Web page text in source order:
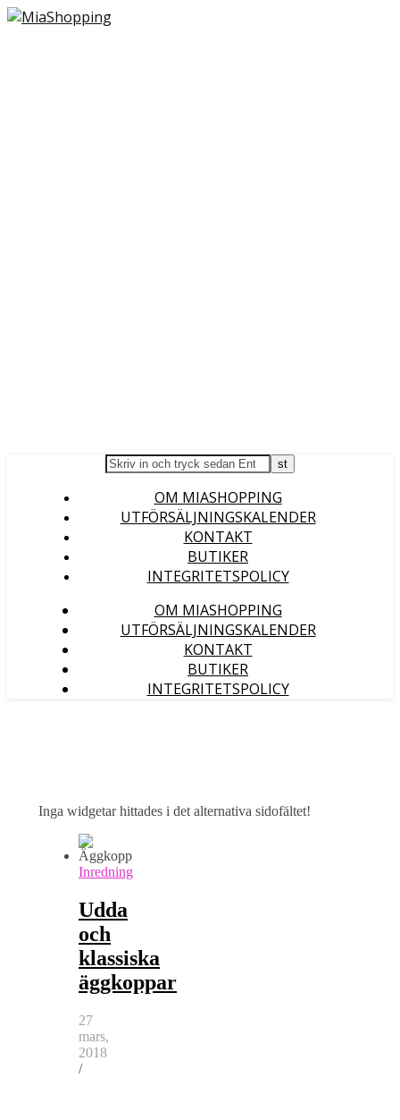
OM MIASHOPPING
UTFÖRSÄLJNINGSKALENDER
KONTAKT
BUTIKER
INTEGRITETSPOLICY
OM MIASHOPPING
UTFÖRSÄLJNINGSKALENDER
KONTAKT
BUTIKER
INTEGRITETSPOLICY
Inga widgetar hittades i det alternativa sidofältet!
Inredning
Udda
och
klassiska
äggkoppar
27
mars,
2018
/